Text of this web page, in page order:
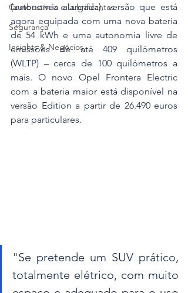
Combustíveis e Lubrificantes
Segurança
Insights & Negócios
(autonomia alargada), versão que está
agora equipada com uma nova bateria
de 54 kWh e uma autonomia livre de
emissões de até 409 quilómetros
(WLTP) – cerca de 100 quilómetros a
mais. O novo Opel Frontera Electric
com a bateria maior está disponível na
versão Edition a partir de 26.490 euros
para particulares.
"Se pretende um SUV prático,
totalmente elétrico, com muito